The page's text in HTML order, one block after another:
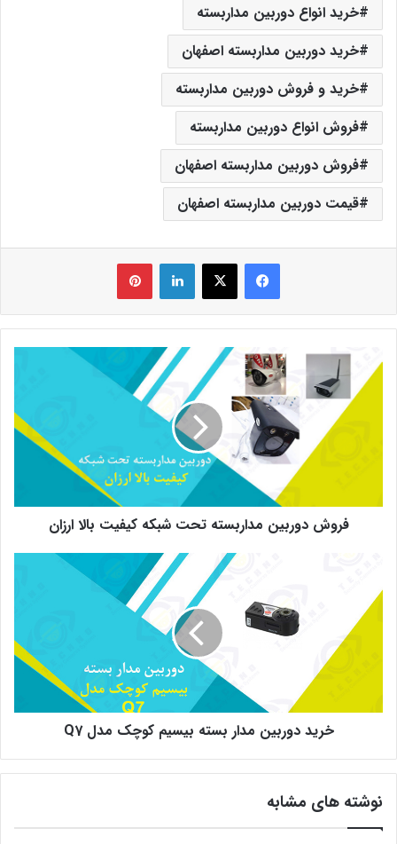
خرید انواع دوربین مداربسته
خرید دوربین مداربسته اصفهان
خرید و فروش دوربین مداربسته
فروش انواع دوربین مداربسته
فروش دوربین مداربسته اصفهان
قیمت دوربین مداربسته اصفهان
فیس بوک X لینکدین ‫پین‌ترست
دوربین
مداربسته
فروش دوربین مداربسته تحت شبکه کیفیت بالا ارزان
مدار
بسته
خرید دوربین مدار بسته بیسیم کوچک مدل Q7
نوشته های مشابه